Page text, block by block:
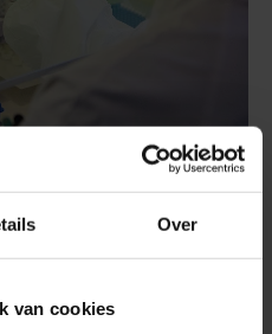
Over
van cookies
onderzochten de